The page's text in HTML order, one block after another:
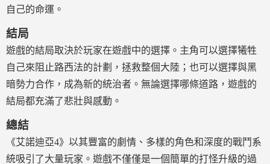
自己的命運。
結局
遊戲的結局取決於玩家在遊戲中的選擇。主角可以選擇犧牲
自己來阻止路西法的計劃，拯救整個大陸；也可以選擇與黑
暗勢力合作，成為新的統治者。無論選擇哪條道路，遊戲的
結局都充滿了悲壯與感動。
總結
《艾諾迪亞4》以其豐富的劇情、多樣的角色和深度的戰鬥系
統吸引了大量玩家。遊戲不僅僅是一個簡單的打怪升級的過